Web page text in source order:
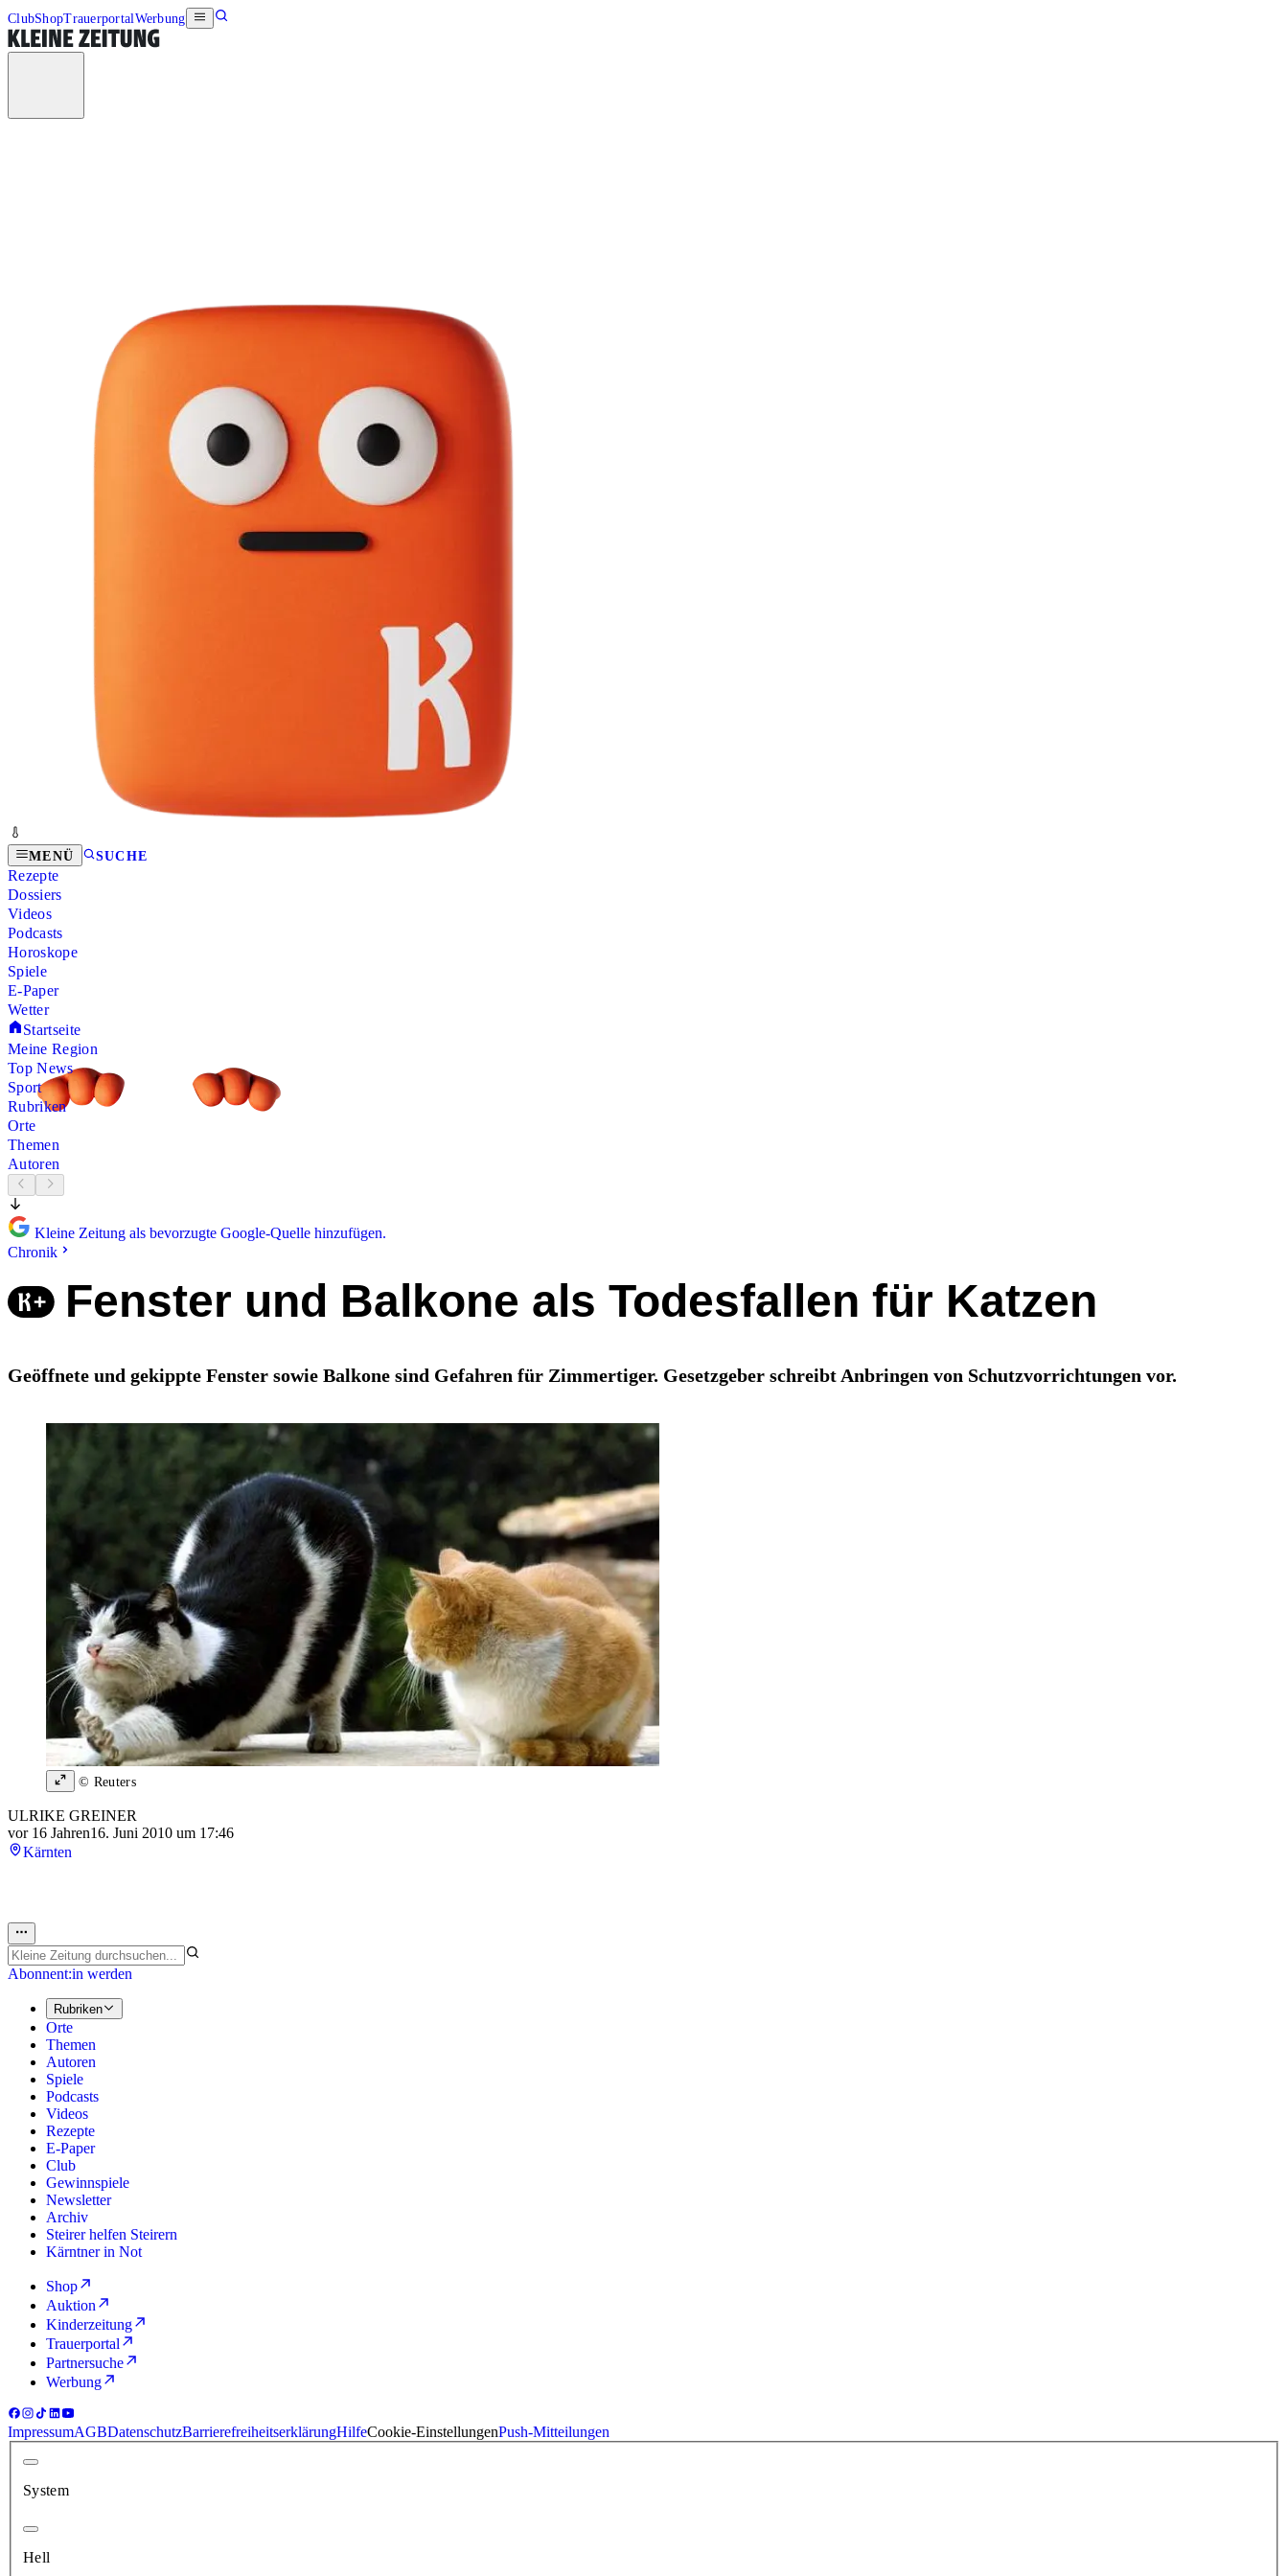
ClubShopTrauerportalWerbung
MENÜ SUCHE
Rezepte
Dossiers
Videos
Podcasts
Horoskope
Spiele
E-Paper
Wetter
Startseite
Meine Region
Top News
Sport
Rubriken
Orte
Themen
Autoren
Kleine Zeitung als bevorzugte Google-Quelle hinzufügen.
Chronik
Fenster und Balkone als Todesfallen für Katzen
Geöffnete und gekippte Fenster sowie Balkone sind Gefahren für Zimmertiger. Gesetzgeber schreibt Anbringen von Schutzvorrichtungen vor.
© Reuters
ULRIKE GREINER
vor 16 Jahren16. Juni 2010 um 17:46
Kärnten
Abonnent:in werden
Rubriken
Orte
Themen
Autoren
Spiele
Podcasts
Videos
Rezepte
E-Paper
Club
Gewinnspiele
Newsletter
Archiv
Steirer helfen Steirern
Kärntner in Not
Shop
Auktion
Kinderzeitung
Trauerportal
Partnersuche
Werbung
ImpressumAGBDatenschutzBarrierefreiheitserklärungHilfeCookie-EinstellungenPush-Mitteilungen
System
Hell